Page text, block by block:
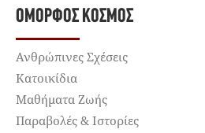
ΌΜΟΡΦΟΣ ΚΌΣΜΟΣ
Ανθρώπινες Σχέσεις
Κατοικίδια
Μαθήματα Ζωής
Παραβολές & Ιστορίες